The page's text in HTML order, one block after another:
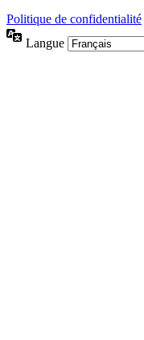
Politique de confidentialité
Langue